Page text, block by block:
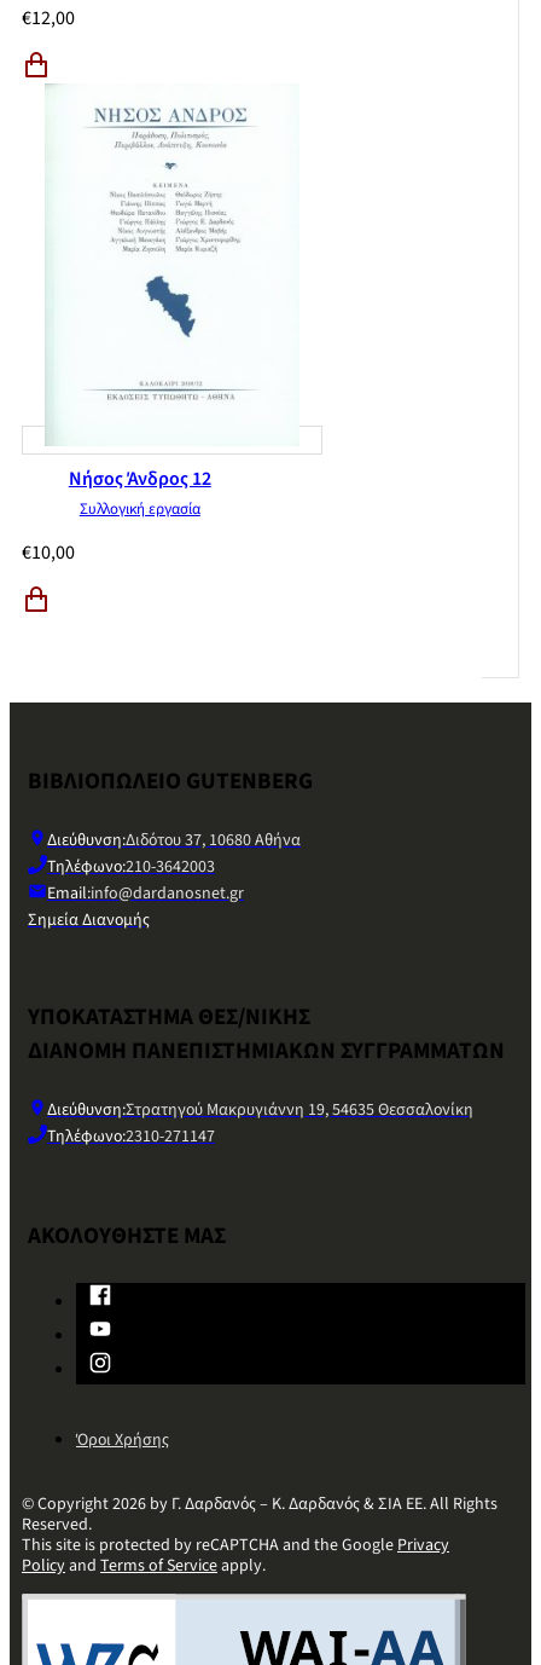
€12,00
Νήσος Άνδρος 12
Συλλογική εργασία
€10,00
ΒΙΒΛΙΟΠΩΛΕΙΟ GUTENBERG
Διεύθυνση:Διδότου 37, 10680 Αθήνα
Τηλέφωνο:210-3642003
Email:info@dardanosnet.gr
Σημεία Διανομής
ΥΠΟΚΑΤΑΣΤΗΜΑ ΘΕΣ/ΝΙΚΗΣ
ΔΙΑΝΟΜΗ ΠΑΝΕΠΙΣΤΗΜΙΑΚΩΝ ΣΥΓΓΡΑΜΜΑΤΩΝ
Διεύθυνση:Στρατηγού Μακρυγιάννη 19, 54635 Θεσσαλονίκη
Τηλέφωνο:2310-271147
ΑΚΟΛΟΥΘΗΣΤΕ ΜΑΣ
Όροι Χρήσης
© Copyright 2026 by Γ. Δαρδανός – Κ. Δαρδανός & ΣΙΑ ΕΕ. All Rights
Reserved.
This site is protected by reCAPTCHA and the GooglePrivacy
Policyand Terms of Serviceapply.